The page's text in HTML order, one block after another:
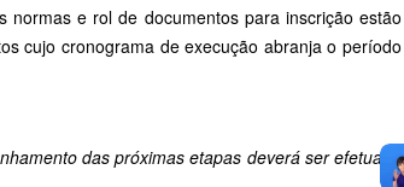
normas e rol de documentos para inscrição estão
cujo cronograma de execução abranja o período
das próximas etapas deverá ser efetuado